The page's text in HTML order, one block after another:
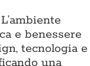
e benessere
tecnologia e
una